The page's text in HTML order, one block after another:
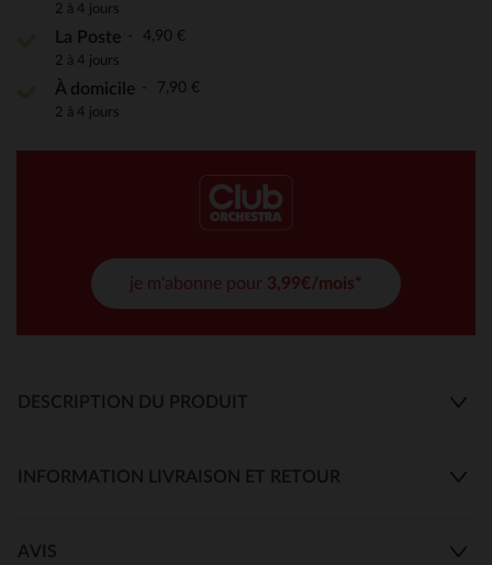
2 à 4 jours
La Poste 4,90 €
2 à 4 jours
À domicile 7,90 €
2 à 4 jours
je m'abonne pour 3,99€/mois*
DESCRIPTION DU PRODUIT
INFORMATION LIVRAISON ET RETOUR
AVIS